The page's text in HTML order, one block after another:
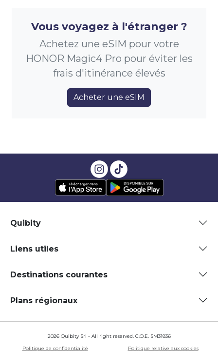
Vous voyagez à l'étranger ?
Achetez une eSIM pour votre
HONOR Magic4 Pro pour éviter les
frais d'itinérance élevés
Acheter une eSIM
Quibity
Liens utiles
Destinations courantes
Plans régionaux
2026 Quibity Srl - All right reserved. C.O.E. SM31836
Politique de confidentialité
Politique relative aux cookies